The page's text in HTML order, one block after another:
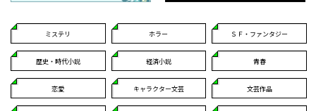
ミステリ ホラー ＳＦ・ファンタジー
歴史・時代小説 経済小説 青春
恋愛 キャラクター文芸 文芸作品